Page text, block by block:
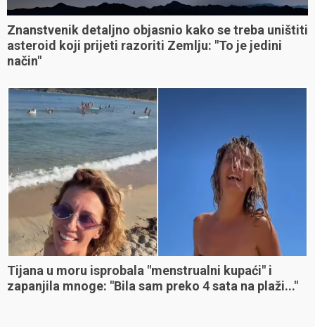
Znanstvenik detaljno objasnio kako se treba uništiti
asteroid koji prijeti razoriti Zemlju: "To je jedini
način"
Tijana u moru isprobala "menstrualni kupaći" i
zapanjila mnoge: "Bila sam preko 4 sata na plaži..."